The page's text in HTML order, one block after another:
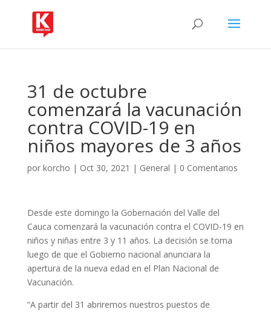
31 de octubre
comenzará la vacunación
contra COVID-19 en
niños mayores de 3 años
por korcho | Oct 30, 2021 | General | 0 Comentarios
Desde este domingo la Gobernación del Valle del
Cauca comenzará la vacunación contra el COVID-19 en
niños y niñas entre 3 y 11 años. La decisión se toma
luego de que el Gobierno nacional anunciara la
apertura de la nueva edad en el Plan Nacional de
Vacunación.
“A partir del 31 abriremos nuestros puestos de